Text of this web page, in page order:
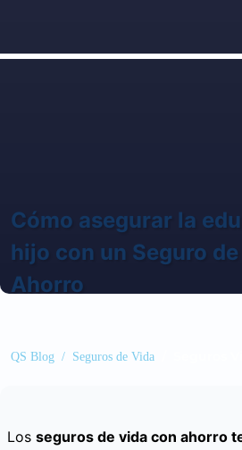
Cómo asegurar la
hijo con un Seguro
Ahorro
QS Blog / Seguros de Vida
Los seguros de vida con ahorro